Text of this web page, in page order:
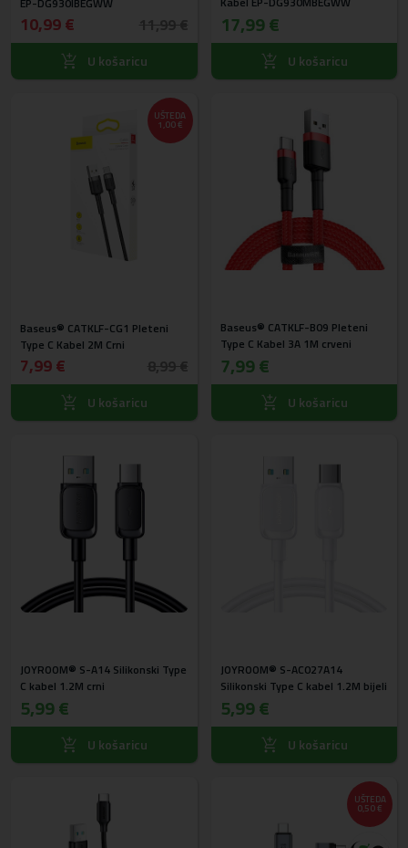
10,99 €
U košaricu
17,99 €
U košaricu
UŠTEDA
1,00 €
Baseus® CATKLF-CG1 Pleteni
Type C Kabel 2M Crni
7,99 €
U košaricu
Baseus® CATKLF-B09 Pleteni
Type C Kabel 3A 1M crveni
7,99 €
U košaricu
JOYROOM® S-A14 Silikonski Type
C kabel 1.2M crni
5,99 €
U košaricu
JOYROOM® S-AC027A14
Silikonski Type C kabel 1.2M bijeli
5,99 €
U košaricu
UŠTEDA
0,50 €